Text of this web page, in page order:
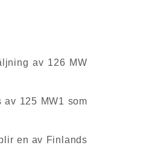
av 126 MW
125 MW1 som
en av Finlands